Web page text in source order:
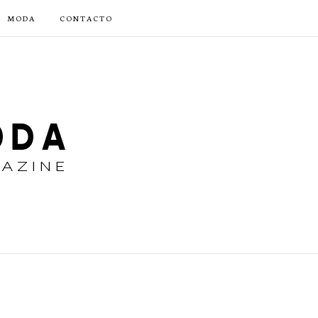
MODA CONTACTO